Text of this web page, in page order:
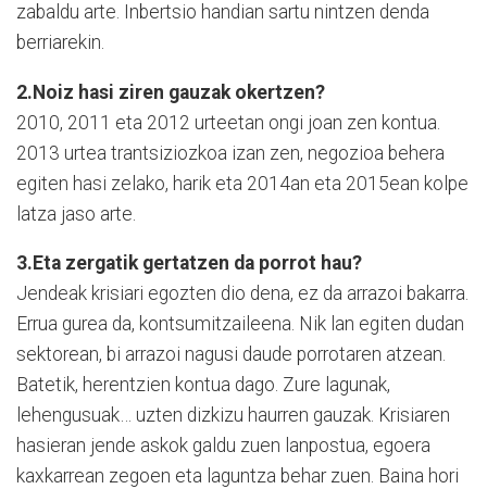
zabaldu arte. Inbertsio handian sartu nintzen denda
berriarekin.
2.Noiz hasi ziren gauzak okertzen?
2010, 2011 eta 2012 urteetan ongi joan zen kontua.
2013 urtea trantsiziozkoa izan zen, negozioa behera
egiten hasi zelako, harik eta 2014an eta 2015ean kolpe
latza jaso arte.
3.Eta zergatik gertatzen da porrot hau?
Jendeak krisiari egozten dio dena, ez da arrazoi bakarra.
Errua gurea da, kontsumitzaileena. Nik lan egiten dudan
sektorean, bi arrazoi nagusi daude porrotaren atzean.
Batetik, herentzien kontua dago. Zure lagunak,
lehengusuak… uzten dizkizu haurren gauzak. Krisiaren
hasieran jende askok galdu zuen lanpostua, egoera
kaxkarrean zegoen eta laguntza behar zuen. Baina hori